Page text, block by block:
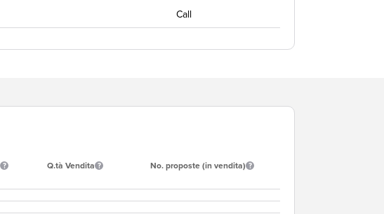
Call
Q.tà Vendita No. proposte (in vendita)